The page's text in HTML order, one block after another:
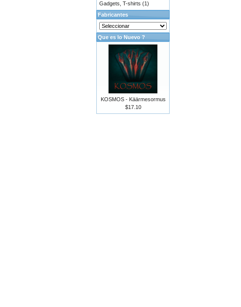
Gadgets, T-shirts (1)
Fabricantes
Que es lo Nuevo ?
KOSMOS - Käärmesormus
$17.10